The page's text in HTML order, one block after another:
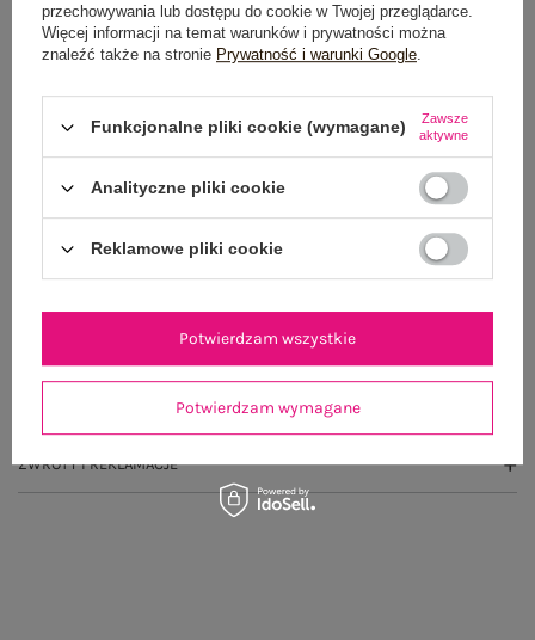
Do darmowej dostawy brakuje 200,00 zł
100 dni na zwrot
OPIS PRODUKTU
ZWROTY I REKLAMACJE
przechowywania lub dostępu do cookie w Twojej przeglądarce.
Więcej informacji na temat warunków i prywatności można
znaleźć także na stronie Prywatność i warunki Google.
Funkcjonalne pliki cookie (wymagane)
Zawsze
aktywne
Analityczne pliki cookie
Reklamowe pliki cookie
Potwierdzam wymagane
Potwierdzam wszystkie